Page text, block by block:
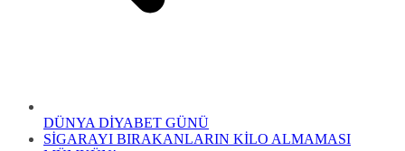
DÜNYA DİYABET GÜNÜ
SİGARAYI BIRAKANLARIN KİLO ALMAMASI